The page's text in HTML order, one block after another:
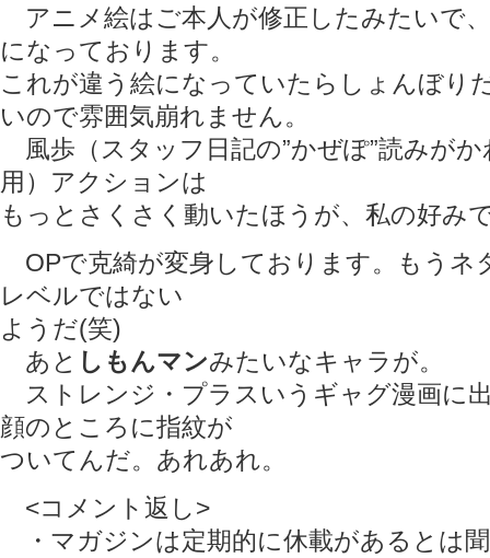
アニメ絵はご本人が修正したみたいで
になっております。
これが違う絵になっていたらしょんぼり
いので雰囲気崩れません。
風歩（スタッフ日記の”かぜぽ”読みが
用）アクションは
もっとさくさく動いたほうが、私の好み
OPで克綺が変身しております。もうネ
レベルではない
ようだ(笑)
あと しもんマンみたいなキャラが。
ストレンジ・プラスいうギャグ漫画に
顔のところに指紋が
ついてんだ。あれあれ。
<コメント返し>
・マガジンは定期的に休載があるとは